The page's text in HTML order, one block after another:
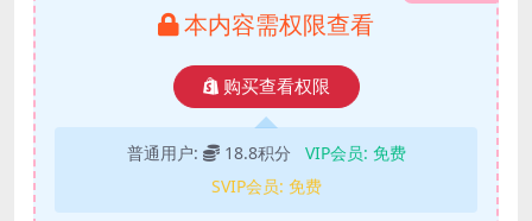
本内容需权限查看
购买查看权限
普通用户: 18.8积分 VIP会员: 免费
SVIP会员: 免费